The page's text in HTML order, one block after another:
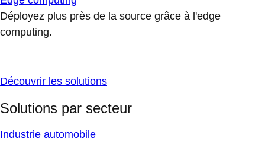
Déployez plus près de la source grâce à l'edge
computing.
Découvrir les solutions
Solutions par secteur
Industrie automobile